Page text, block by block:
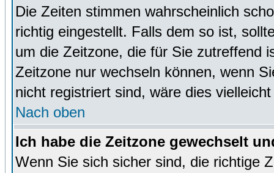
Die Zeiten stimmen wahrscheinlich
richtig eingestellt. Falls dem so ist,
um die Zeitzone, die für Sie zutreffend
Zeitzone nur wechseln können, wenn
nicht registriert sind, wäre dies
Nach oben
Ich habe die Zeitzone gewechselt
Wenn Sie sich sicher sind, die richtige